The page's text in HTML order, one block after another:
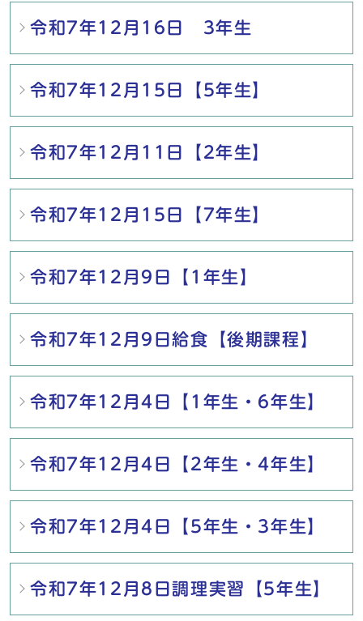
令和7年12月16日 3年生
令和7年12月15日【5年生】
令和7年12月11日【2年生】
令和7年12月15日【7年生】
令和7年12月9日【1年生】
令和7年12月9日給食【後期課程】
令和7年12月4日【1年生・6年生】
令和7年12月4日【2年生・4年生】
令和7年12月4日【5年生・3年生】
令和7年12月8日調理実習【5年生】